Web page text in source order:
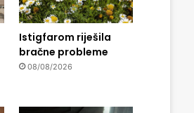
Istigfarom riješila
bračne probleme
08/08/2026